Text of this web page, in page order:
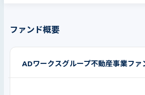
ファンド概要
ADワークスグループ不動産事業フ